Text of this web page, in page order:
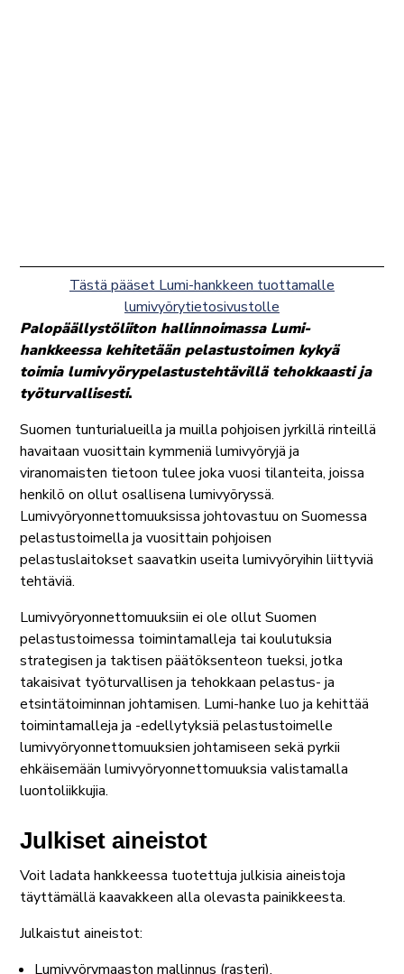
Tästä pääset Lumi-hankkeen tuottamalle
lumivyörytietosivustolle
Palopäällystöliiton hallinnoimassa Lumi-
hankkeessa kehitetään pelastustoimen kykyä
toimia lumivyörypelastustehtävillä tehokkaasti ja
työturvallisesti.
Suomen tunturialueilla ja muilla pohjoisen jyrkillä rinteillä
havaitaan vuosittain kymmeniä lumivyöryjä ja
viranomaisten tietoon tulee joka vuosi tilanteita, joissa
henkilö on ollut osallisena lumivyöryssä.
Lumivyöryonnettomuuksissa johtovastuu on Suomessa
pelastustoimella ja vuosittain pohjoisen
pelastuslaitokset saavatkin useita lumivyöryihin liittyviä
tehtäviä.
Lumivyöryonnettomuuksiin ei ole ollut Suomen
pelastustoimessa toimintamalleja tai koulutuksia
strategisen ja taktisen päätöksenteon tueksi, jotka
takaisivat työturvallisen ja tehokkaan pelastus- ja
etsintätoiminnan johtamisen. Lumi-hanke luo ja kehittää
toimintamalleja ja -edellytyksiä pelastustoimelle
lumivyöryonnettomuuksien johtamiseen sekä pyrkii
ehkäisemään lumivyöryonnettomuuksia valistamalla
luontoliikkujia.
Julkiset aineistot
Voit ladata hankkeessa tuotettuja julkisia aineistoja
täyttämällä kaavakkeen alla olevasta painikkeesta.
Julkaistut aineistot:
Lumivyörymaaston mallinnus (rasteri),